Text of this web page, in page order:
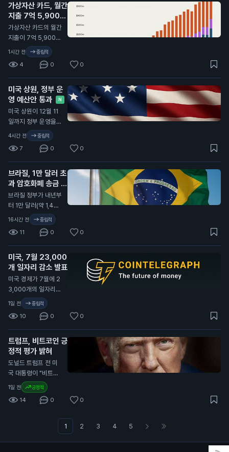
다. 그는 현실 자산 거
래 덕분에 암호화폐
시장이 성장하고 있다
고 말했습니다. 스바
네빅은 최근 인터뷰에
서, 암호화폐가 실제
자산과 연결되면서 투
자자들이 더 많은 관
심을 보이고 있다고
설명했습니다. 그는
특히 미국 국채와 같
은 자산이 블록체인에
해 시장이 더욱 활성
화되고 있다고 강조했
트코인 투자자들에게
긍정적인 신호로 작용
할 수 있습니다. 비트
코인의 가격이 안정적
으로 유지되면, 더 많
은 사람들이 투자에
나설 가능성이 높아지
가상자산 카드, 월간
지출 7억 5,900만
달러 기록
N
가상자산 카드의 월간
지출이 7억 5,900만
달러(약 1조 1,000억
원)를 기록했습니다.
이는 전년 대비 두 배
이상 증가한 수치입니
다. 가상자산 카드 사
용이 증가하면서, 많
은 사람들이 가상자산
을 일상에서 활용하고
있습니다. 이러한 변
화는 가상자산의 대중
화와 관련이 있습니
다. 특히, 데이터 센터
건설 비용이 증가하고
있어 가상자산과 인공
지능(AI) 관련 기업들
이 인프라를 확장하고
있습니다. 이 통계는
가상자산 카드 사용이
증가하고 있다는 것을
자자에게는 가상자산
의 수요가 높아지고
있다는 신호로 해석될
수 있습니다.
1시간 전 중립적
4 0 0
미국 상원, 정부 운
영 예산안 통과
N
미국 상원이 12월 11
일까지 정부 운영을
유지하는 예산안을 통
과시켰습니다. 이번
예산안은 현재의 정부
자금 지원 수준을 유
지하며, 여성, 유아 및
아동을 위한 특별 보
충 영양 프로그램(WI
C)과 국가 안보 프로
그램 등을 포함합니
다. 상원은 이 예산안
으로 사이버 보안 권
한과 기술 현대화 기
금을 연장했습니다.
이번 통과된 예산안은
정부의 자금 지원을
유지하지만, 향후 더
큰 지출 논의가 남아
있습니다. 이는 일반
투자자들에게 정부의
는 데 중요한 요소가
될 수 있습니다.
4시간 전 중립적
7 0 0
브라질, 1만 달러 초
과 암호화폐 송금 지
연 발표
N
브라질 정부가 내년부
터 1만 달러(약 1,400
만 원) 이상의 암호화
폐 송금을 최대 24시
간 지연시키기로 했습
니다. 이는 새로운 사
기 방지 규정에 따른
조치입니다. 이번 규
정은 외국 기업이나
개인 지갑으로의 송금
에 적용됩니다. 브라
질 정부는 이를 통해
금융 범죄를 예방하
고, 투명성을 높이겠
다는 의도를 밝혔습니
다. 새로운 규정은 내
년부터 시행될 예정입
니다. 일반 투자자에
거래가 늦어질 수 있
어, 자산 관리에 주의
을 고려해야 합니다.
16시간 전 중립적
11 0 0
미국, 7월 23,000
개 일자리 감소 발표
미국 경제가 7월에 2
3,000개의 일자리를
잃었다고 발표했습니
다. 이는 80,000개
의 일자리 증가 예상
과 크게 다릅니다. 미
국 노동부의 데이터에
따르면 실업률은 4.
1%로 소폭 감소했습
니다. 경제 전문가들
은 85,000개의 일자
리 증가를 예상했으
나, 실제로는 감소했
비제도(Fed)가 금리
인상 여부를 결정하는
데 중요한 영향을 미
1일 전 중립적
10 0 0
트럼프, 비트코인 긍
정적 평가 밝혀
도널드 트럼프 전 미
국 대통령이 "비트코
인은 큰 일이다. 사람
들이 비트코인으로 결
제하고 있다. 이는 달
은 일이다"라고 말했
습니다. 트럼프의 발
1일 전 긍정적
14 0 0
1 2 3 4 5